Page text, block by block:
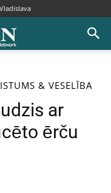
& VESELĪBA
ar
ērču